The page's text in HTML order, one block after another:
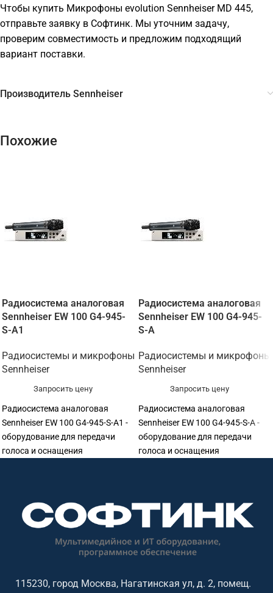
Чтобы купить Микрофоны evolution Sennheiser MD 445,
отправьте заявку в Софтинк. Мы уточним задачу,
проверим совместимость и предложим подходящий
вариант поставки.
Производитель Sennheiser
Похожие
Радиосистема аналоговая
Sennheiser EW 100 G4-945-
S-A1
Радиосистемы и микрофоны
Sennheiser
Запросить цену
Радиосистема аналоговая
Sennheiser EW 100 G4-945-S-A1 -
оборудование для передачи
голоса и оснащения
центров, ресепшен и рабочих
мест сотрудников. Софтинк
оборудование под задачу,
бюджет. Особенности: бренд
Радиосистема аналоговая
Sennheiser EW 100 G4-945-
S-A
Радиосистемы и микрофоны
Sennheiser
Запросить цену
Радиосистема аналоговая
Sennheiser EW 100 G4-945-S-A -
оборудование для передачи
голоса и оснащения
центров, ресепшен и рабочих
мест сотрудников. Софтинк
оборудование под задачу,
бюджет. Особенности: бренд
115230, город Москва, Нагатинская ул, д. 2, помещ.